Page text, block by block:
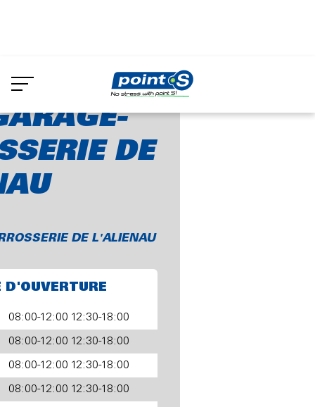
au
contenu
CARROSSERIE DE L'ALIENAU
DE
DE L'ALIENAU
D'OUVERTURE
08:00-12:00 12:30-18:00
08:00-12:00 12:30-18:00
08:00-12:00 12:30-18:00
08:00-12:00 12:30-18:00